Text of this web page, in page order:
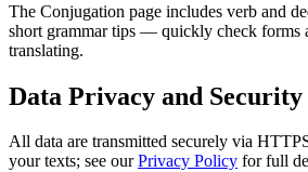
The Conjugation page includes verb and
short grammar tips — quickly check forms
translating.
Data Privacy and Security
All data are transmitted securely via
your texts; see ourPrivacy Policy for full